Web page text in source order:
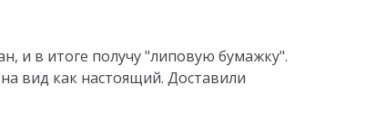
и в итоге получу "липовую бумажку".
вид как настоящий. Доставили